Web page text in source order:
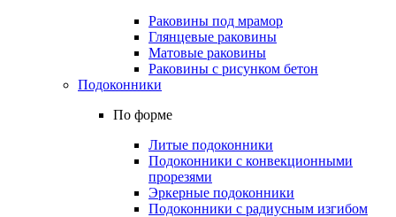
Раковины под мрамор
Глянцевые раковины
Матовые раковины
Раковины с рисунком бетон
Подоконники
По форме
Литые подоконники
Подоконники с конвекционными
прорезями
Эркерные подоконники
Подоконники с радиусным изгибом